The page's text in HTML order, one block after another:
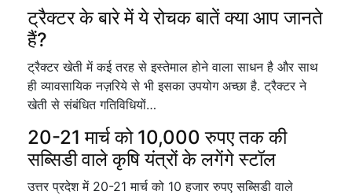
ट्रैक्टर के बारे में ये रोचक बातें क्या आप जानते
हैं?
ट्रैक्टर खेती में कई तरह से इस्तेमाल होने वाला साधन है और साथ
ही व्यावसायिक नज़रिये से भी इसका उपयोग अच्छा है. ट्रैक्टर ने
खेती से संबंधित गतिविधियों…
20-21 मार्च को 10,000 रुपए तक की
सब्सिडी वाले कृषि यंत्रों के लगेंगे स्टॉल
उत्तर प्रदेश में 20-21 मार्च को 10 हजार रुपए सब्सिडी वाले